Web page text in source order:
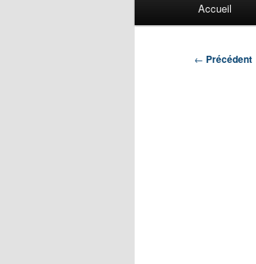
Accueil
Navigation
← Précédent